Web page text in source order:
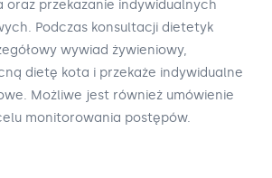
przekazanie indywidualnych
Podczas konsultacji dietetyk
wywiad żywieniowy,
dietę kota i przekaże indywidualne
Możliwe jest również umówienie
monitorowania postępów.